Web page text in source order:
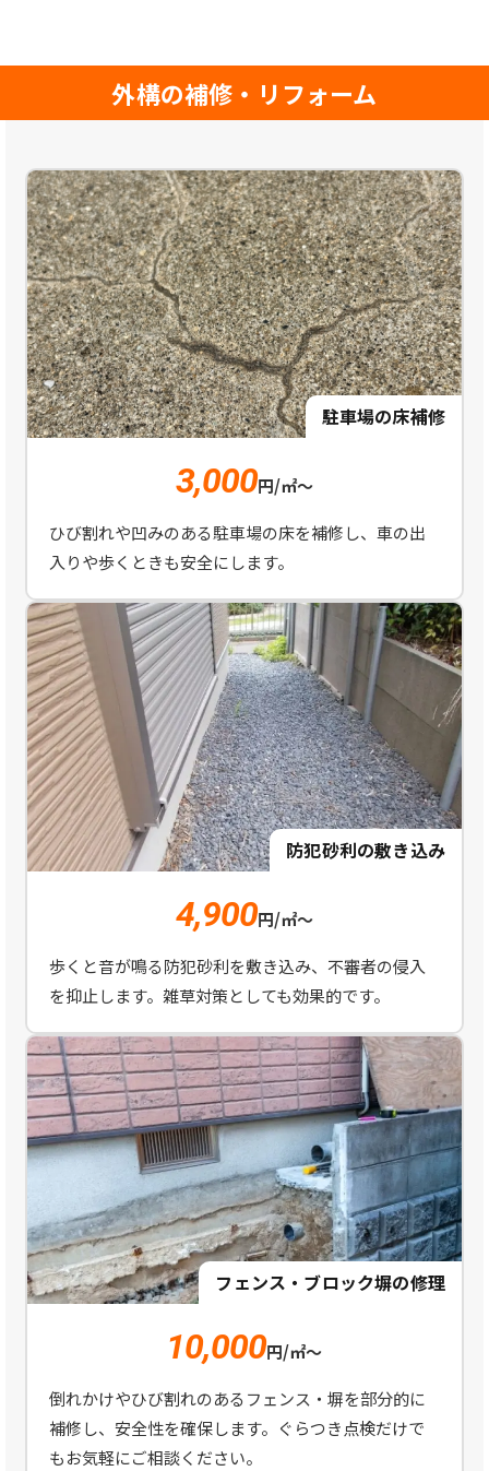
外構の補修・リフォーム
駐車場の床補修
3,000円/㎡～
ひび割れや凹みのある駐車場の床を補修し、車の出
入りや歩くときも安全にします。
防犯砂利の敷き込み
4,900円/㎡～
歩くと音が鳴る防犯砂利を敷き込み、不審者の侵入
を抑止します。雑草対策としても効果的です。
フェンス・ブロック塀の修理
10,000円/㎡～
倒れかけやひび割れのあるフェンス・塀を部分的に
補修し、安全性を確保します。ぐらつき点検だけで
もお気軽にご相談ください。